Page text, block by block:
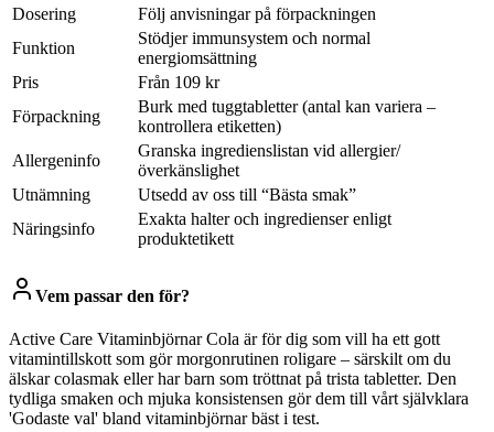
Dosering
Följ anvisningar på förpackningen
Funktion
Stödjer immunsystem och normal
energiomsättning
Pris
Från 109 kr
Förpackning
Burk med tuggtabletter (antal kan variera –
kontrollera etiketten)
Allergeninfo
Granska ingredienslistan vid allergier/
överkänslighet
Utnämning
Utsedd av oss till “Bästa smak”
Näringsinfo
Exakta halter och ingredienser enligt
produktetikett
Vem passar den för?
Active Care Vitaminbjörnar Cola är för dig som vill ha ett gott
vitamintillskott som gör morgonrutinen roligare – särskilt om du
älskar colasmak eller har barn som tröttnat på trista tabletter. Den
tydliga smaken och mjuka konsistensen gör dem till vårt självklara
'Godaste val' bland vitaminbjörnar bäst i test.